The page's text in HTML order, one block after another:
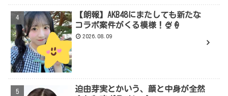
【朗報】AKB48にまたしても新たな
コラボ案件がくる模様！🍨🍦
2026.08.09
迫由芽実とかいう、顔と中身が全然